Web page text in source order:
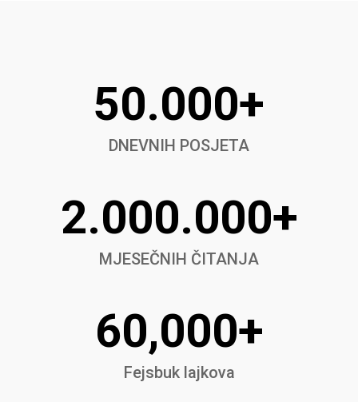
50.000+
DNEVNIH POSJETA
2.000.000+
MJESEČNIH ČITANJA
60,000+
Fejsbuk lajkova